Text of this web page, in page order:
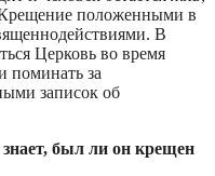
положенными в
В
Церковь во время
поминать за
записок об
был ли он крещен